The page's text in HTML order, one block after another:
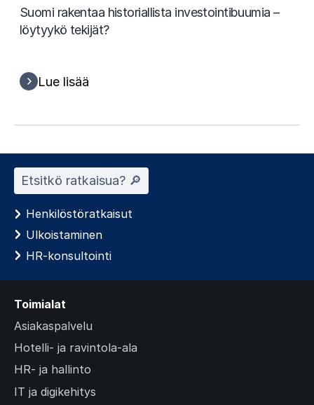
Suomi rakentaa historiallista investointibuumia –
löytyykö tekijät?
Lue lisää
Etsitkö ratkaisua? 🔎︎
Henkilöstöratkaisut
Ulkoistaminen
HR-konsultointi
Toimialat
Asiakaspalvelu
Hotelli- ja ravintola-ala
HR- ja hallinto
IT ja digikehitys